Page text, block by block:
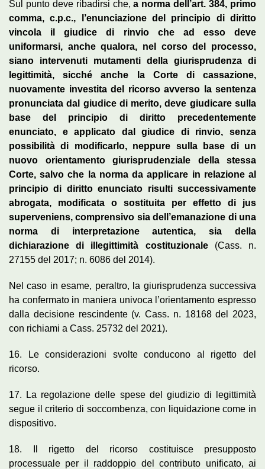
Sul punto deve ribadirsi che,a norma dell’art. 384, primo
comma, c.p.c., l’enunciazione del principio di diritto
vincola il giudice di rinvio che ad esso deve
uniformarsi, anche qualora, nel corso del processo,
siano intervenuti mutamenti della giurisprudenza di
legittimità, sicché anche la Corte di cassazione,
nuovamente investita del ricorso avverso la sentenza
pronunciata dal giudice di merito, deve giudicare sulla
base del principio di diritto precedentemente
enunciato, e applicato dal giudice di rinvio, senza
possibilità di modificarlo, neppure sulla base di un
nuovo orientamento giurisprudenziale della stessa
Corte, salvo che la norma da applicare in relazione al
principio di diritto enunciato risulti successivamente
abrogata, modificata o sostituita per effetto di jus
superveniens, comprensivo sia dell’emanazione di una
norma di interpretazione autentica, sia della
dichiarazione di illegittimità costituzionale(Cass. n.
27155 del 2017; n. 6086 del 2014).
Nel caso in esame, peraltro, la giurisprudenza successiva
ha confermato in maniera univoca l’orientamento espresso
dalla decisione rescindente (v. Cass. n. 18168 del 2023,
con richiami a Cass. 25732 del 2021).
16. Le considerazioni svolte conducono al rigetto del
ricorso.
17. La regolazione delle spese del giudizio di legittimità
segue il criterio di soccombenza, con liquidazione come in
dispositivo.
18. Il rigetto del ricorso costituisce presupposto
processuale per il raddoppio del contributo unificato, ai